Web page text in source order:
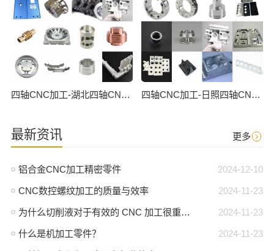
四轴CNC加工-湖北四轴CNC数控加工 四轴CNC加工-日照四轴CNC数控加工
最新资讯 更多
2024-12-10
铝合金CNC加工精密零件
2024-11-23
CNC数控螺纹加工的质量与效率
2024-11-23
为什么切削液对于有效的 CNC 加工很重要？
2024-11-23
什么是机加工零件？